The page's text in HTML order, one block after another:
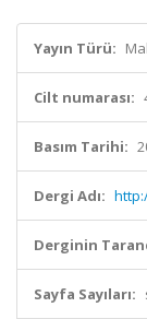
Yayın Türü:
Cilt numarası:
Basım Tarihi:
Dergi Adı:
Derginin
Sayfa Sayıları: